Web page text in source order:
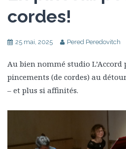
cordes!
25 mai, 2025 Pered Peredovitch
Au bien nommé studio
pincements (de cordes) au
– et plus si affinités.